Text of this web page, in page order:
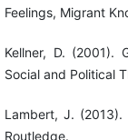
Feelings, Migrant
Kellner, D. (2001).
Social and Political
Lambert, J.
Routledge.